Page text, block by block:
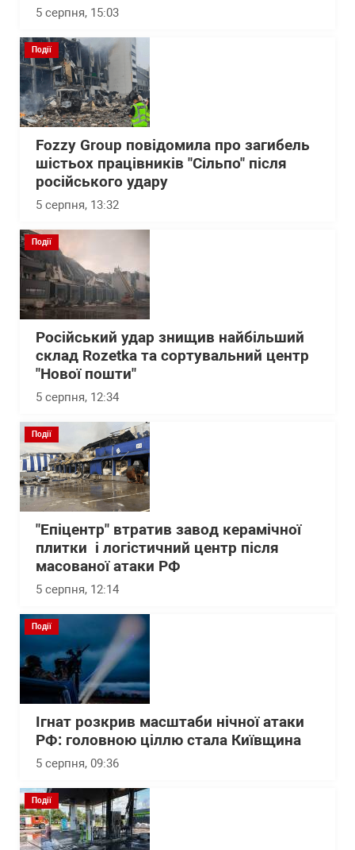
5 серпня, 15:03
Події
Fozzy Group повідомила про загибель
шістьох працівників "Сільпо" після
російського удару
5 серпня, 13:32
Події
Російський удар знищив найбільший
склад Rozetka та сортувальний центр
"Нової пошти"
5 серпня, 12:34
Події
"Епіцентр" втратив завод керамічної
плитки і логістичний центр після
масованої атаки РФ
5 серпня, 12:14
Події
Ігнат розкрив масштаби нічної атаки
РФ: головною ціллю стала Київщина
5 серпня, 09:36
Події